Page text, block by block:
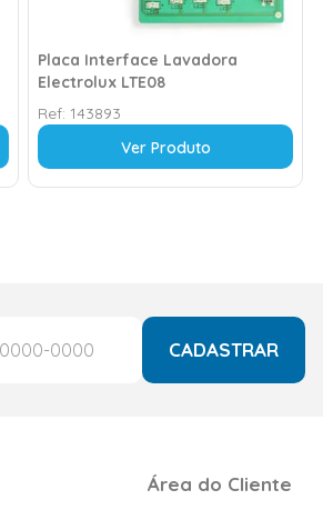
Placa Interface Lavadora
Electrolux LTE08
Ref: 143893
Ver Produto
CADASTRAR
Área do Cliente